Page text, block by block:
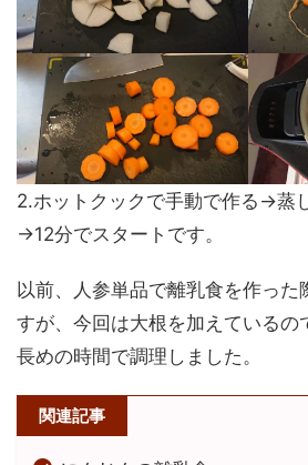
2.ホットクックで手動で作る→蒸
→12分でスタートです。
以前、人参単品で離乳食を作った
すが、今回は大根を加えているの
長めの時間で調理しました。
関連記事